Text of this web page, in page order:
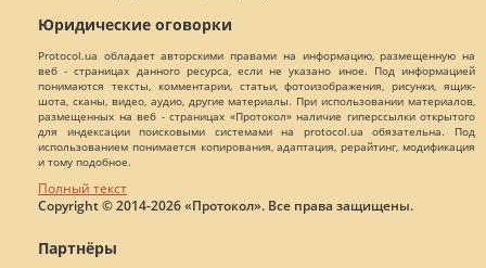
Юридические оговорки
Protocol.ua обладает авторскими правами на информацию, размещенную на
веб - страницах данного ресурса, если не указано иное. Под информацией
понимаются тексты, комментарии, статьи, фотоизображения, рисунки, ящик-
шота, сканы, видео, аудио, другие материалы. При использовании материалов,
размещенных на веб - страницах «Протокол» наличие гиперссылки открытого
для индексации поисковыми системами на protocol.ua обязательна. Под
использованием понимается копирования, адаптация, рерайтинг, модификация
и тому подобное.
Полный текст
Copyright © 2014-2026 «Протокол». Все права защищены.
Партнёры